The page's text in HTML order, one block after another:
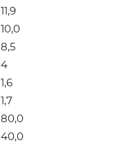
11,9
10,0
8,5
4
1,6
1,7
80,0
40,0